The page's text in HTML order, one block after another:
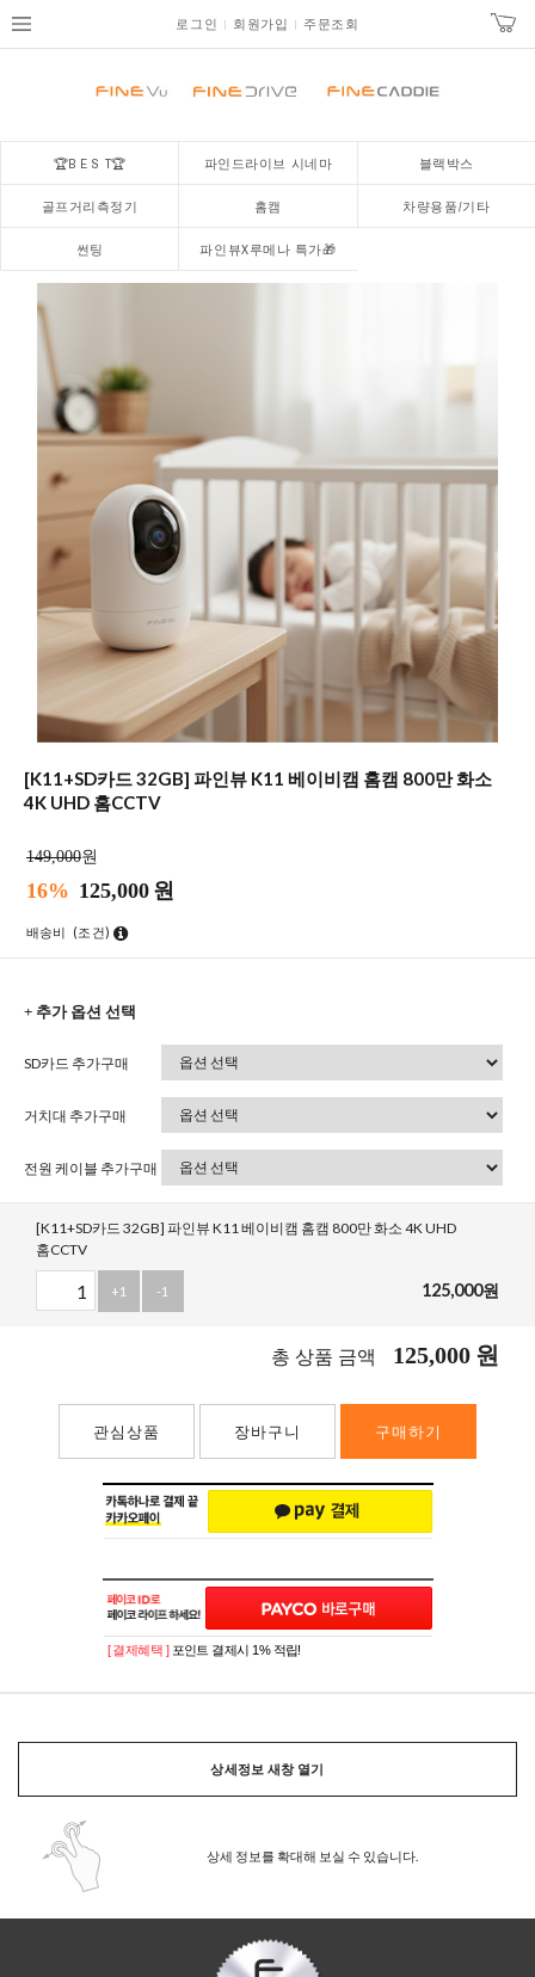
로그인 회원가입 주문조회
🏆B E S T🏆 파인드라이브 시네마 블랙박스
골프거리측정기 홈캠 차량용품/기타
썬팅 파인뷰X루메나 특가🎁
[K11+SD카드 32GB] 파인뷰 K11 베이비캠 홈캠 800만 화소
4K UHD 홈CCTV
149,000원
16% 125,000 원
배송비 (조건)
+ 추가 옵션 선택
SD카드 추가구매
거치대 추가구매
전원 케이블 추가구매
[K11+SD카드 32GB] 파인뷰 K11 베이비캠 홈캠 800만 화소 4K UHD
홈CCTV
+1 -1 125,000원
총 상품 금액 125,000 원
관심상품 장바구니 구매하기
[ 결제혜택 ] 포인트 결제시 1% 적립!
상세정보 새창 열기
상세 정보를 확대해 보실 수 있습니다.